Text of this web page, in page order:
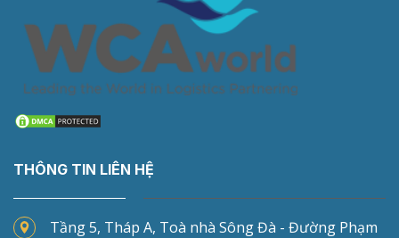
THÔNG TIN LIÊN HỆ
Tầng 5, Tháp A, Toà nhà Sông Đà - Đường Phạm